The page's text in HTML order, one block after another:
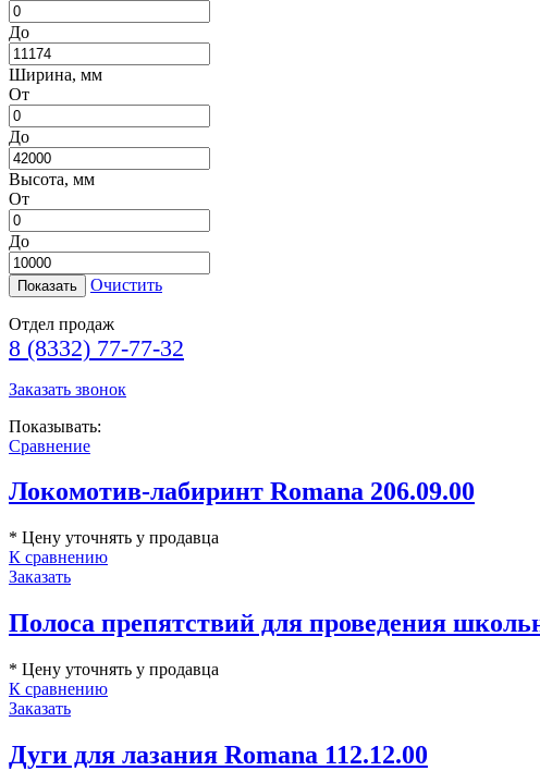
До
Ширина, мм
От
До
Высота, мм
От
До
Очистить
Отдел продаж
8 (8332) 77-77-32
Заказать звонок
Показывать:
Сравнение
Локомотив-лабиринт Romana 206.09.00
* Цену уточнять у продавца
К сравнению
Заказать
Полоса препятствий для проведения
* Цену уточнять у продавца
К сравнению
Заказать
Дуги для лазания Romana 112.12.00